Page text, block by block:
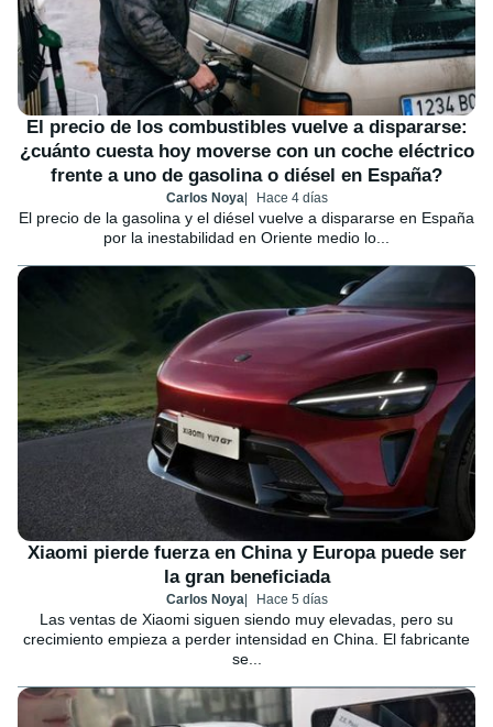
El precio de los combustibles vuelve a dispararse:
¿cuánto cuesta hoy moverse con un coche eléctrico
frente a uno de gasolina o diésel en España?
Carlos Noya Hace 4 días
El precio de la gasolina y el diésel vuelve a dispararse en España
por la inestabilidad en Oriente medio lo...
Xiaomi pierde fuerza en China y Europa puede ser
la gran beneficiada
Carlos Noya Hace 5 días
Las ventas de Xiaomi siguen siendo muy elevadas, pero su
crecimiento empieza a perder intensidad en China. El fabricante
se...